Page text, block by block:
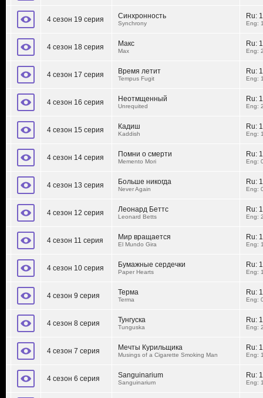
4 сезон 19 серия Синхронность
Synchrony
Ru:
Eng:
4 сезон 18 серия Макс
Max
Ru:
Eng:
4 сезон 17 серия Время летит
Tempus Fugit
Ru:
Eng:
4 сезон 16 серия Неотмщенный
Unrequited
Ru:
Eng:
4 сезон 15 серия Кадиш
Kaddish
Ru:
Eng:
4 сезон 14 серия Помни о смерти
Memento Mori
Ru:
Eng:
4 сезон 13 серия Больше никогда
Never Again
Ru:
Eng:
4 сезон 12 серия Леонард Беттс
Leonard Betts
Ru:
Eng:
4 сезон 11 серия Мир вращается
El Mundo Gira
Ru:
Eng:
4 сезон 10 серия Бумажные сердечки
Paper Hearts
Ru:
Eng:
4 сезон 9 серия Терма
Terma
Ru:
Eng:
4 сезон 8 серия Тунгуска
Tunguska
Ru:
Eng:
4 сезон 7 серия Мечты Курильщика
Musings of a Cigarette Smoking Man
Ru:
Eng:
4 сезон 6 серия Sanguinarium
Sanguinarium
Ru:
Eng: